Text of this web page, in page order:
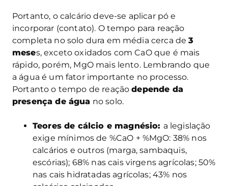
Portanto, o calcário deve-se aplicar pó e
incorporar (contato). O tempo para reação
completa no solo dura em média cerca de3
meses, exceto oxidados com CaO que é mais
rápido, porém, MgO mais lento. Lembrando que
a água é um fator importante no processo.
Portanto o tempo de reaçãodepende da
presença de água no solo.
Teores de cálcio e magnésio: a legislação
exige mínimos de %CaO + %MgO: 38% nos
calcários e outros (marga, sambaquis,
escórias); 68% nas cais virgens agrícolas; 50%
nas cais hidratadas agrícolas; 43% nos